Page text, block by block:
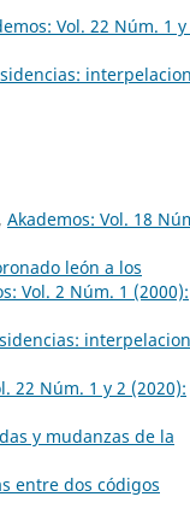
Vol. 22 Núm. 1 y
, Akademos: Vol. 18
león a los
Vol. 2 Núm. 1 (2000):
22 Núm. 1 y 2 (2020):
y mudanzas de la
entre dos códigos